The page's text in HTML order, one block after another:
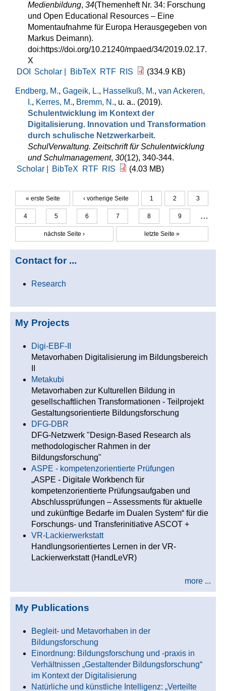
Medienbildung, 34(Themenheft Nr. 34: Forschung
und Open Educational Resources – Eine
Momentaufnahme für Europa Herausgegeben von
Markus Deimann).
doi:https://doi.org/10.21240/mpaed/34/2019.02.17.
X
DOI
Scholar | BibTeX RTF RIS (334.9 KB)
Endberg, M., Gageik, L., Hasselkuß, M., van Ackeren,
I., Kerres, M., Bremm, N., u. a.. (2019).
Schulentwicklung im Kontext der
Digitalisierung. Innovation und Transformation
durch schulische Netzwerkarbeit.
SchulVerwaltung. Zeitschrift für Schulentwicklung
und Schulmanagement, 30(12), 340-344.
Scholar |
BibTeX RTF RIS (4.03 MB)
Seiten
« erste Seite ‹ vorherige Seite 1 2 3
4 5 6 7 8 9 …
nächste Seite › letzte Seite »
Contact for ...
Research
My Projects
Digi-EBF-II
Metavorhaben Digitalisierung im Bildungsbereich
Metakubi
Metavorhaben zur Kulturellen Bildung in
gesellschaftlichen Transformationen - Teilprojekt
Gestaltungsorientierte Bildungsforschung
DFG-DBR
DFG-Netzwerk "Design-Based Research als
methodologischer Rahmen in der
Bildungsforschung"
ASPE - kompetenzorientierte Prüfungen
„ASPE - Digitale Workbench für
kompetenzorientierte Prüfungsaufgaben und
Abschlussprüfungen – Assessments für aktuelle
und zukünftige Bedarfe im Dualen System“ für die
Forschungs- und Transferinitiative ASCOT +
VR-Lackierwerkstatt
Handlungsorientiertes Lernen in der VR-
Lackierwerkstatt (HandLeVR)
more ...
My Publications
Begleit- und Metavorhaben in der
Bildungsforschung
Einordnung: Bildungsforschung und -praxis in
Verhältnissen „Gestaltender Bildungsforschung“
im Kontext der Digitalisierung
Natürliche und künstliche Intelligenz: „Verteilte